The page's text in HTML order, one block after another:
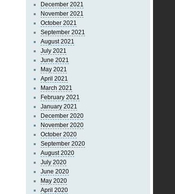
December 2021
November 2021
October 2021
September 2021
August 2021
July 2021
June 2021
May 2021
April 2021
March 2021
February 2021
January 2021
December 2020
November 2020
October 2020
September 2020
August 2020
July 2020
June 2020
May 2020
April 2020